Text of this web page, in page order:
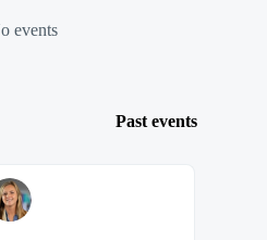
events
Past events